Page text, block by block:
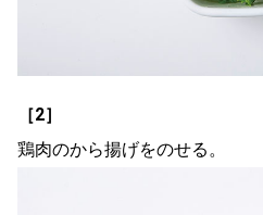
［2］
鶏肉のから揚げをのせる。